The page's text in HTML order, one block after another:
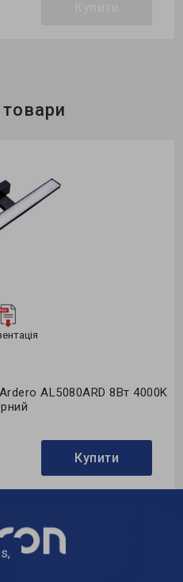
AL5080ARD 8Вт 4000K
Купити
(бра)
Pon, W: